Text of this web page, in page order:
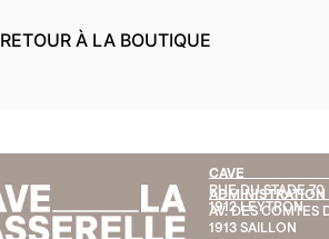
RETOUR À LA BOUTIQUE
CAVE
RUE DU STADE 70
1912 LEYTRON
ADMINISTRATION
AV. DES COMTES
1913 SAILLON